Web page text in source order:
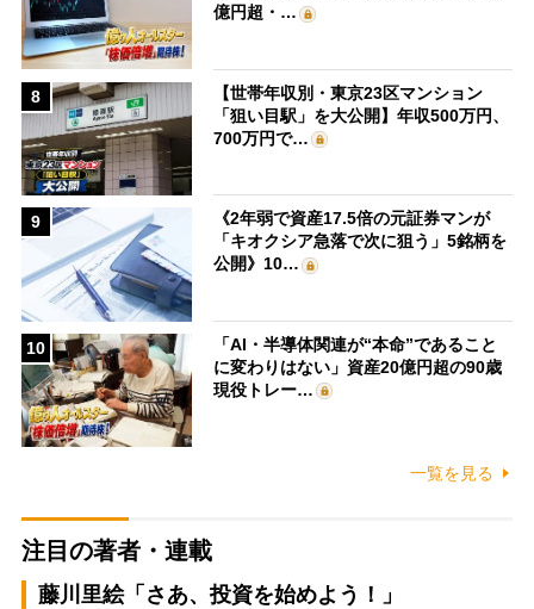
億円超・…
8
【世帯年収別・東京23区マンション
「狙い目駅」を大公開】年収500万円、
700万円で…
9
《2年弱で資産17.5倍の元証券マンが
「キオクシア急落で次に狙う」5銘柄を
公開》10…
10
「AI・半導体関連が“本命”であること
に変わりはない」資産20億円超の90歳
現役トレー…
一覧を見る
注目の著者・連載
藤川里絵「さあ、投資を始めよう！」